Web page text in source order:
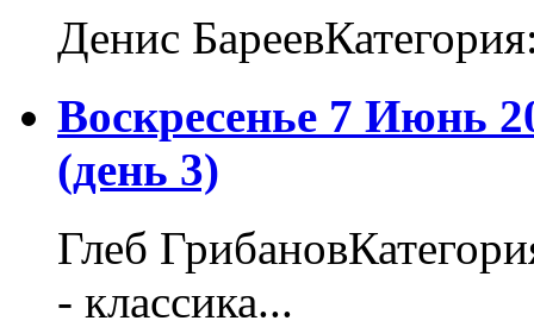
Денис
Воскресенье 7 Июнь
(день 3)
Глеб
- классика...